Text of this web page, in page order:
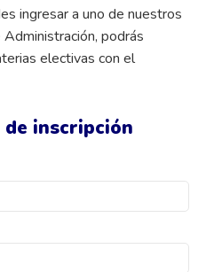
inscripción
ingresar a uno de nuestros
podrás
electivas con el